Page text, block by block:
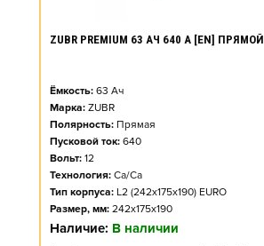
ZUBR PREMIUM 63 АЧ 640 А [EN] ПРЯМОЙ
Ёмкость: 63 Ач
Марка: ZUBR
Полярность: Прямая
Пусковой ток: 640
Вольт: 12
Технология: Ca/Ca
Тип корпуса: L2 (242x175x190) EURO
Размер, мм: 242x175x190
Наличие: В наличии